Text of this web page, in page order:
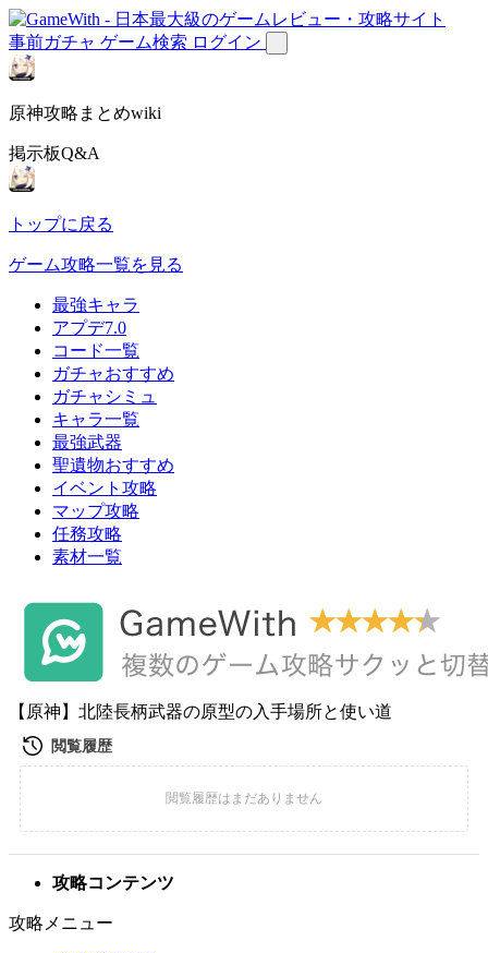
事前ガチャ ゲーム検索 ログイン
原神攻略まとめwiki
掲示板Q&A
トップに戻る
ゲーム攻略一覧を見る
最強キャラ
アプデ7.0
コード一覧
ガチャおすすめ
ガチャシミュ
キャラ一覧
最強武器
聖遺物おすすめ
イベント攻略
マップ攻略
任務攻略
素材一覧
【原神】北陸長柄武器の原型の入手場所と使い道
攻略コンテンツ
攻略メニュー